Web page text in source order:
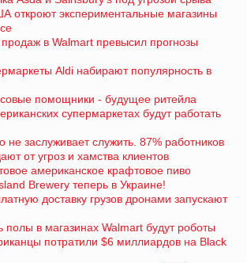
откроют экспериментальные магазины
продаж в Walmart превысил прогнозы
Aldi набирают популярность в
помощники - будущее ритейла
супермаркетах будут работать
не заслуживает служить. 87% работников
от угроз и хамства клиентов
американское крафтовое пиво
Brewery теперь в Украине!
доставку грузов дронами запускают
полы в магазинах Walmart будут роботы
потратили $6 миллиардов на Black